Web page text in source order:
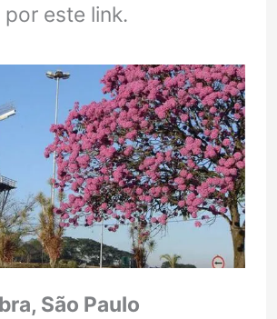
este link.
São Paulo